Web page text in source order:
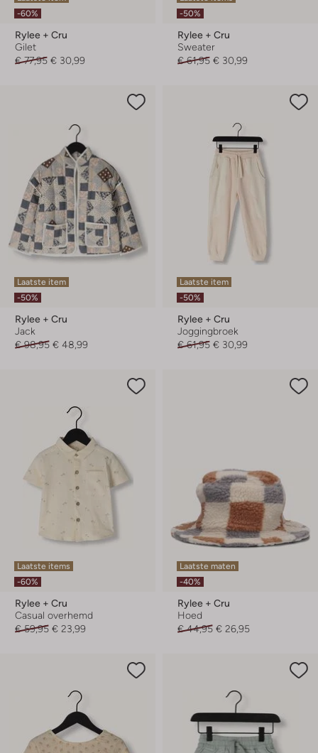
-60%
Rylee + Cru
Gilet
€ 77,95 € 30,99
-50%
Rylee + Cru
Sweater
€ 61,95 € 30,99
Laatste item
-50%
Rylee + Cru
Jack
€ 98,95 € 48,99
Laatste item
-50%
Rylee + Cru
Joggingbroek
€ 61,95 € 30,99
Laatste items
-60%
Rylee + Cru
Casual overhemd
€ 59,95 € 23,99
Laatste maten
-40%
Rylee + Cru
Hoed
€ 44,95 € 26,95